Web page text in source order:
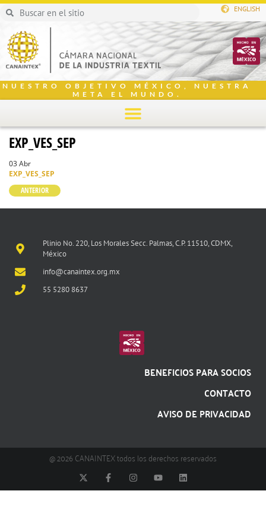
ENGLISH
NUESTRO OBJETIVO MÉXICO, NUESTRA
META EL MUNDO.
EXP_VES_SEP
03 Abr
EXP_VES_SEP
ANTERIOR
Plinio No. 220, Los Morales Secc. Palmas, C.P. 11510, CDMX,
México
info@canaintex.org.mx
55 5280 8637
BENEFICIOS PARA SOCIOS
CONTACTO
AVISO DE PRIVACIDAD
@ 2026 CANAINTEX todos los derechos reservados